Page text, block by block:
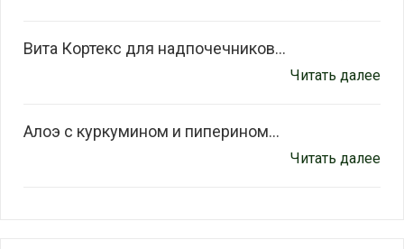
Вита Кортекс для надпочечников...
Читать далее
Алоэ с куркумином и пиперином...
Читать далее